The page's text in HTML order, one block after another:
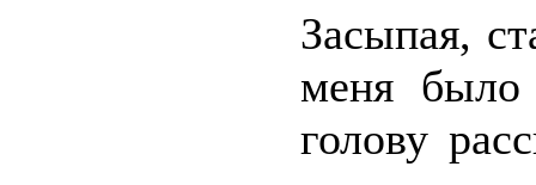
Засыпая,
меня
голову